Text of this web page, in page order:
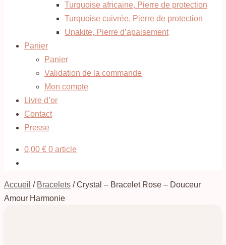
Turquoise africaine, Pierre de protection
Turquoise cuivrée, Pierre de protection
Unakite, Pierre d’apaisement
Panier
Panier
Validation de la commande
Mon compte
Livre d’or
Contact
Presse
0,00 € 0 article
Accueil / Bracelets /Crystal – Bracelet Rose – Douceur
Amour Harmonie